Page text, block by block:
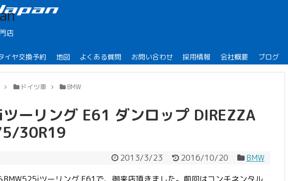
店
イヤ交換予約 地図 よくある質問 お問い合わせ 採用情報 会社概要 ブログ
ドイツ車 BMW
ーリング E61 ダンロップ DIREZZA
30R19
2013/3/23 2016/10/20
BMW